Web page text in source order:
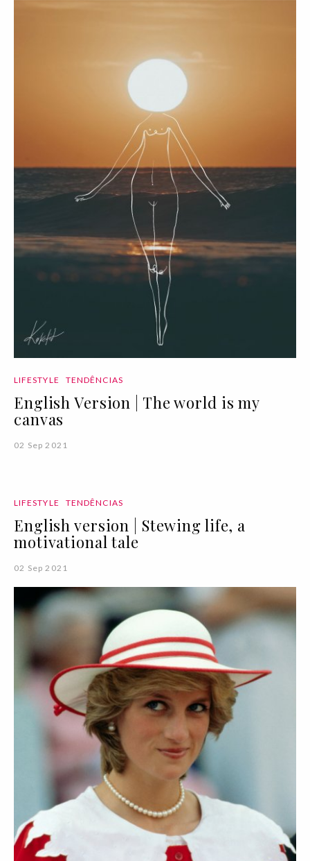
LIFESTYLE TENDÊNCIAS
English Version | The world is my
canvas
02 Sep 2021
LIFESTYLE TENDÊNCIAS
English version | Stewing life, a
motivational tale
02 Sep 2021